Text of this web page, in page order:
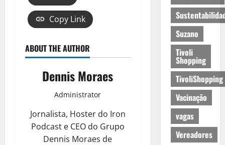
Copy Link
ABOUT THE AUTHOR
Dennis Moraes
Administrator
Jornalista, Hoster do Iron
Podcast e CEO do Grupo
Dennis Moraes de
Suzano
Tivoli
Shopping
TivoliShopping
Vacinação
vagas
Vereadores